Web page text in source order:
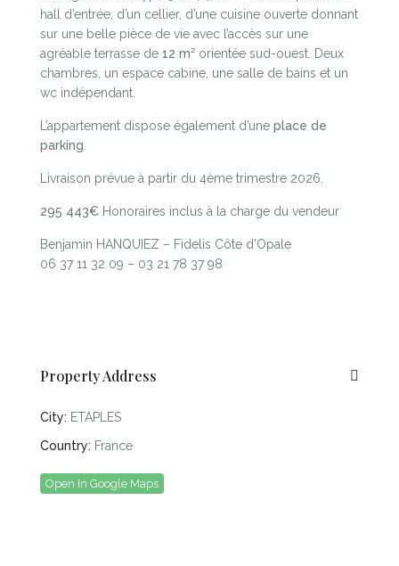
hall d’entrée, d’un cellier, d’une cuisine ouverte donnant
sur une belle pièce de vie avec l’accès sur une
agréable terrasse de12 m² orientée sud-ouest. Deux
chambres, un espace cabine, une salle de bains et un
wc indépendant.
L’appartement dispose également d’uneplace de
parking
Livraison prévue à partir du 4ème trimestre 2026.
295 443€ Honoraires inclus à la charge du vendeur
Benjamin HANQUIEZ – Fidelis Côte d’Opale
06 37 11 32 09 – 03 21 78 37 98
Property Address
City: ETAPLES
Country: France
Open In Google Maps